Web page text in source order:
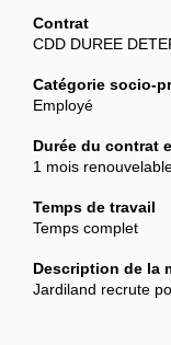
Contrat
CDD DUREE
Catégorie socio-
Employé
Durée du contrat
1 mois
Temps de travail
Temps complet
Description de la
Jardiland recrute